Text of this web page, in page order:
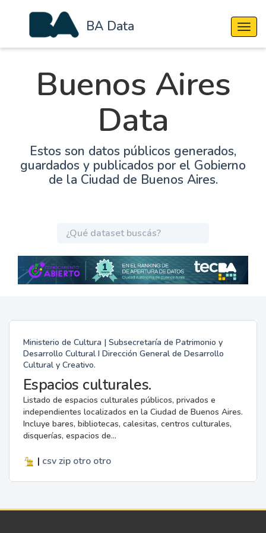
BA Data
Buenos Aires
Data
Estos son datos públicos generados,
guardados y publicados por el Gobierno
de la Ciudad de Buenos Aires.
Ministerio de Cultura | Subsecretaría de Patrimonio y
Desarrollo Cultural I Dirección General de Desarrollo
Cultural y Creativo.
Espacios culturales.
Listado de espacios culturales públicos, privados e
independientes localizados en la Ciudad de Buenos Aires.
Incluye bares, bibliotecas, calesitas, centros culturales,
disquerías, espacios de...
| csv zip otro otro